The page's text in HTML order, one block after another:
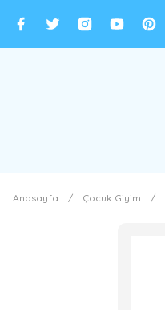
Anasayfa Çocuk Giyim